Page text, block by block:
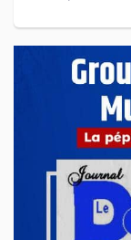
Affaire
révélations
à une
Le Centre de
développement...
Mai 07, 2026